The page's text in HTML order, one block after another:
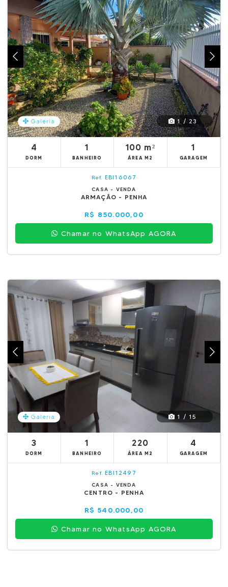
Galeria 1 / 23
4
DORM
1
BANHEIRO
100 m²
ÁREA M2
1
GARAGEM
Ref. EBI16067
CASA - VENDA
ARMAÇÃO - PENHA
R$ 850.000,00
Chamar no WhatsApp AGORA
Galeria 1 / 15
3
DORM
1
BANHEIRO
220
ÁREA M2
4
GARAGEM
Ref. EBI12497
CASA - VENDA
CENTRO - PENHA
R$ 540.000,00
Chamar no WhatsApp AGORA